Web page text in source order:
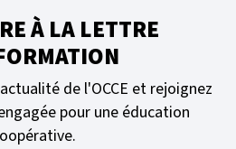
À LA LETTRE
de l'OCCE et rejoignez
pour une éducation